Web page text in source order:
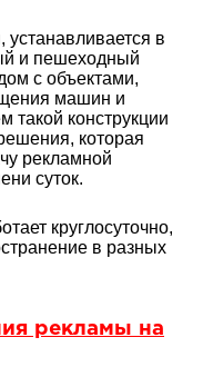
в
и пешеходный
с объектами,
машин и
конструкции
которая
рекламной
суток.
круглосуточно,
в разных
рекламы на